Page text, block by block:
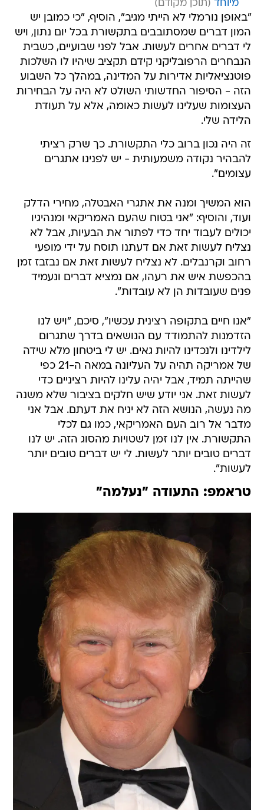
מיוחד
"באופן נורמלי לא הייתי מגיב", הוסיף, "כי כמובן יש
המון דברים שמסתובבים בתקשורת בכל יום נתון, ויש
לי דברים אחרים לעשות. אבל לפני שבועיים, כשבית
הנבחרים הרפובליקני קידם תקציב שיהיו לו השלכות
פוטנציאליות אדירות על המדינה, במהלך כל השבוע
הזה - הסיפור החדשותי השולט לא היה על הבחירות
העצומות שעלינו לעשות כאומה, אלא על תעודת
הלידה שלי.
זה היה נכון ברוב כלי התקשורת. כך שרק רציתי
להבהיר נקודה משמעותית - יש לפנינו אתגרים
עצומים".
הוא המשיך ומנה את אתגרי האבטלה, מחירי הדלק
ועוד, והוסיף: "אני בטוח שהעם האמריקאי ומנהיגיו
יכולים לעבוד יחד כדי לפתור את הבעיות, אבל לא
נצליח לעשות זאת אם דעתנו תוסח על ידי מופעי
רחוב וקרנבלים. לא נצליח לעשות זאת אם נבזבז זמן
בהכפשת איש את רעהו, אם נמציא דברים ונעמיד
פנים שעובדות הן לא עובדות".
"אנו חיים בתקופה רצינית עכשיו", סיכם, "ויש לנו
הזדמנות להתמודד עם הנושאים בדרך שתגרום
לילדינו ולנכדינו להיות גאים. יש לי ביטחון מלא שידה
של אמריקה תהיה על העליונה במאה ה-21 כפי
שהייתה תמיד, אבל יהיה עלינו להיות רציניים כדי
לעשות זאת. אני יודע שיש חלקים בציבור שלא משנה
מה נעשה, הנושא הזה לא יניח את דעתם. אבל אני
מדבר אל רוב העם האמריקאי, כמו גם לכלי
התקשורת. אין לנו זמן לשטויות מהסוג הזה. יש לנו
דברים טובים יותר לעשות. לי יש דברים טובים יותר
לעשות".
טראמפ: התעודה "נעלמה"